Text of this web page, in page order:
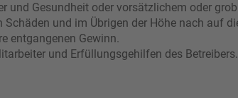
und Gesundheit oder vorsätzlichem oder
und im Übrigen der Höhe nach auf
entgangenen Gewinn.
und Erfüllungsgehilfen des Betreibers.